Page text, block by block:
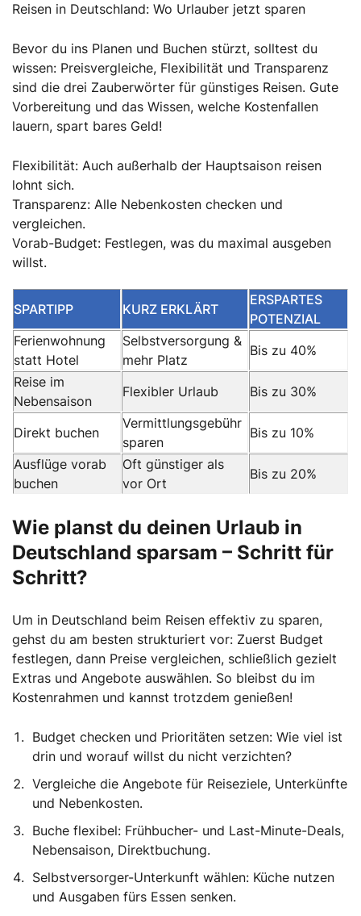
Reisen in Deutschland: Wo Urlauber jetzt sparen
Bevor du ins Planen und Buchen stürzt, solltest du
wissen: Preisvergleiche, Flexibilität und Transparenz
sind die drei Zauberwörter für günstiges Reisen. Gute
Vorbereitung und das Wissen, welche Kostenfallen
lauern, spart bares Geld!
Flexibilität: Auch außerhalb der Hauptsaison reisen
lohnt sich.
Transparenz: Alle Nebenkosten checken und
vergleichen.
Vorab-Budget: Festlegen, was du maximal ausgeben
willst.
SPARTIPP KURZ ERKLÄRT
ERSPARTES
POTENZIAL
Ferienwohnung
statt Hotel
Selbstversorgung &
mehr Platz
Bis zu 40%
Reise im
Nebensaison
Flexibler Urlaub Bis zu 30%
Direkt buchen
Vermittlungsgebühr
sparen
Bis zu 10%
Ausflüge vorab
buchen
Oft günstiger als
vor Ort
Bis zu 20%
Wie planst du deinen Urlaub in
Deutschland sparsam – Schritt für
Schritt?
Um in Deutschland beim Reisen effektiv zu sparen,
gehst du am besten strukturiert vor: Zuerst Budget
festlegen, dann Preise vergleichen, schließlich gezielt
Extras und Angebote auswählen. So bleibst du im
Kostenrahmen und kannst trotzdem genießen!
Budget checken und Prioritäten setzen: Wie viel ist
drin und worauf willst du nicht verzichten?
Vergleiche die Angebote für Reiseziele, Unterkünfte
und Nebenkosten.
Buche flexibel: Frühbucher- und Last-Minute-Deals,
Nebensaison, Direktbuchung.
Selbstversorger-Unterkunft wählen: Küche nutzen
und Ausgaben fürs Essen senken.